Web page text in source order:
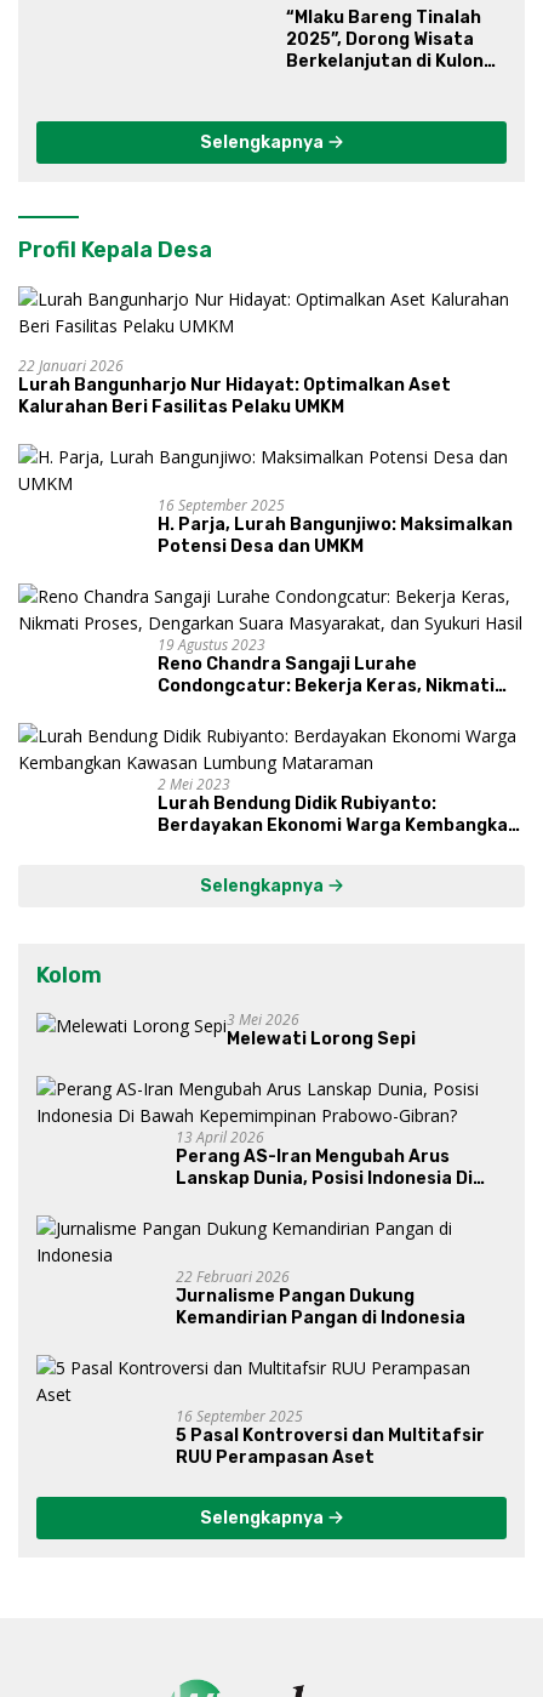
“Mlaku Bareng Tinalah
2025”, Dorong Wisata
Berkelanjutan di Kulon
Selengkapnya
Profil Kepala Desa
22 Januari 2026
Lurah Bangunharjo Nur Hidayat: Optimalkan Aset
Kalurahan Beri Fasilitas Pelaku UMKM
16 September 2025
H. Parja, Lurah Bangunjiwo: Maksimalkan
Potensi Desa dan UMKM
19 Agustus 2023
Reno Chandra Sangaji Lurahe
Condongcatur: Bekerja Keras, Nikmati
dan Syukuri Hasil
2 Mei 2023
Lurah Bendung Didik Rubiyanto:
Berdayakan Ekonomi Warga Kembangkan
Selengkapnya
Kolom
3 Mei 2026
Melewati Lorong Sepi
13 April 2026
Perang AS-Iran Mengubah Arus
Lanskap Dunia, Posisi Indonesia Di
Gibran?
22 Februari 2026
Jurnalisme Pangan Dukung
Kemandirian Pangan di Indonesia
16 September 2025
5 Pasal Kontroversi dan Multitafsir
RUU Perampasan Aset
Selengkapnya